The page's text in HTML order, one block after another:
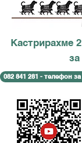
Кастрирахме
за
082 841 281 - телефон